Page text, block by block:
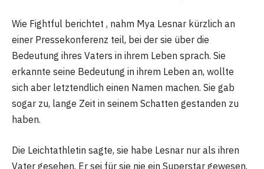
Wie Fightful berichtet , nahm Mya Lesnar kürzlich an
einer Pressekonferenz teil, bei der sie über die
Bedeutung ihres Vaters in ihrem Leben sprach. Sie
erkannte seine Bedeutung in ihrem Leben an, wollte
sich aber letztendlich einen Namen machen. Sie gab
sogar zu, lange Zeit in seinem Schatten gestanden zu
haben.
Die Leichtathletin sagte, sie habe Lesnar nur als ihren
Vater gesehen. Er sei für sie nie ein Superstar gewesen.